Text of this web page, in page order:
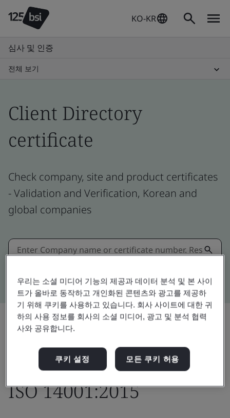
KO-KR
심사 및 인증
전체 보기
Client Directory
certificate
Check company, site and product certificates
- Validation and Verification, Korean and
global companies
Kitemark advanced search
ISO 14001:2015
우리는 소셜 미디어 기능의 제공과 데이터 분석 및 본 사이
트가 올바로 동작하고 개인화된 콘텐츠와 광고를 제공하
기 위해 쿠키를 사용하고 있습니다. 회사 사이트에 대한 귀
하의 사용 정보를 회사의 소셜 미디어, 광고 및 분석 협력
사와 공유합니다.
쿠키 설정 모든 쿠키 허용